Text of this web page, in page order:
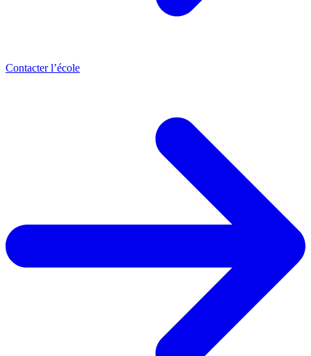
Contacter l’école